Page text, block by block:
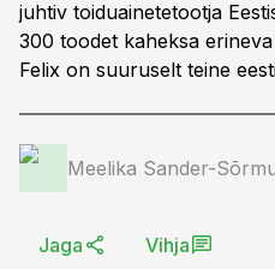
juhtiv toiduainetetootja
300 toodet kaheksa
Felix on suuruselt teine
Meelika Sander-
Jaga Vihja